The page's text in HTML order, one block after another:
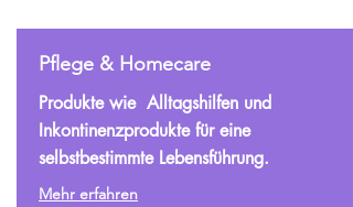
Pflege & Homecare
Produkte wie Alltagshilfen und
Inkontinenzprodukte für eine
selbstbestimmte Lebensführung.
Mehr erfahren